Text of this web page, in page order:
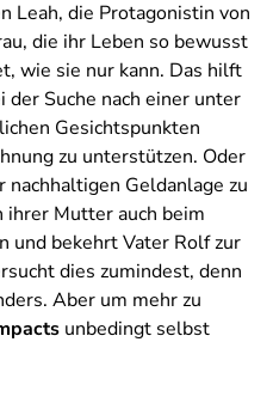
Leah, die Protagonistin von
die ihr Leben so bewusst
wie sie nur kann. Das hilft
der Suche nach einer unter
Gesichtspunkten
zu unterstützen. Oder
Geldanlage zu
ihrer Mutter auch beim
und bekehrt Vater Rolf zur
dies zumindest, denn
Aber um mehr zu
unbedingt selbst